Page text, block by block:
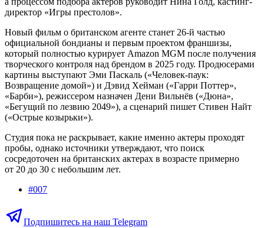
директор «Игры престолов».
Новый фильм о британском агенте станет 26-й частью
официальной бондианы и первым проектом франшизы,
который полностью курирует Amazon MGM после получения
творческого контроля над брендом в 2025 году. Продюсерами
картины выступают Эми Паскаль («Человек-паук:
Возвращение домой») и Дэвид Хейман («Гарри Поттер»,
«Барби»), режиссером назначен Дени Вильнёв («Дюна»,
«Бегущий по лезвию 2049»), а сценарий пишет Стивен Найт
(«Острые козырьки»).
Студия пока не раскрывает, какие именно актеры проходят
пробы, однако источники утверждают, что поиск
сосредоточен на британских актерах в возрасте примерно
от 20 до 30 с небольшим лет.
#007
Подпишитесь на наш Telegram